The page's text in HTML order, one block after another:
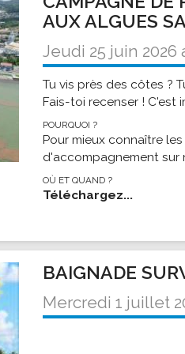
EMPLOI
SOCIAL-SOLIDARITÉ
Le Centre Communal
Logement
Antenne Municipale de
Cohésion Sociale
Epicerie sociale et
locale
et le lycée
local des jeunes
maternelles et primaire
de loisirs - ALSH
famille
AUX ALGUES
Jeudi 25 juin 2026
Tu vis près des côtes ?
Fais-toi recenser ! C'est
POURQUOI ?
Pour mieux connaître
d'accompagnement sur
OÙ ET QUAND ?
Téléchargez...
BAIGNADE
Mercredi 1 juillet